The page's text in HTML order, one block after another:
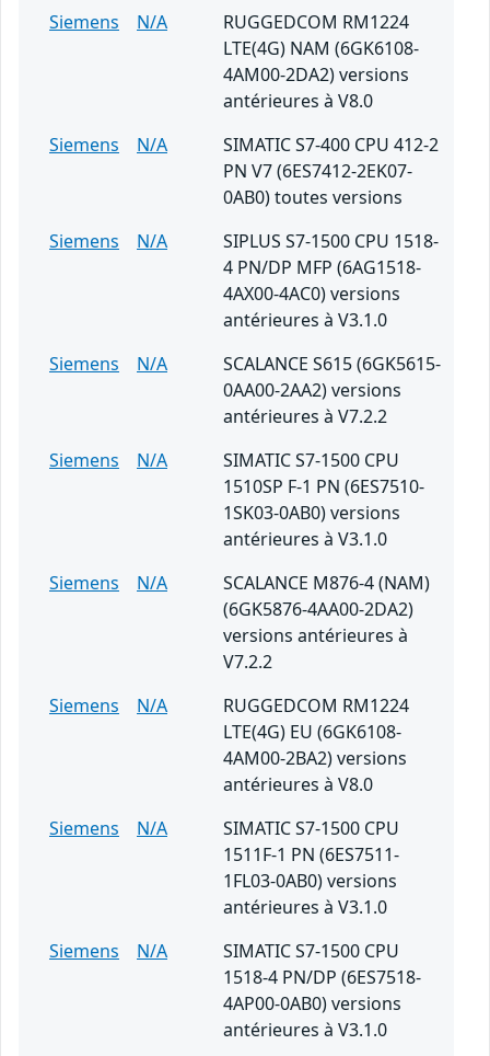
Siemens
N/A
RUGGEDCOM RM1224
LTE(4G) NAM (6GK6108-
4AM00-2DA2) versions
antérieures à V8.0
Siemens
N/A
SIMATIC S7-400 CPU 412-2
PN V7 (6ES7412-2EK07-
0AB0) toutes versions
Siemens
N/A
SIPLUS S7-1500 CPU 1518-
4 PN/DP MFP (6AG1518-
4AX00-4AC0) versions
antérieures à V3.1.0
Siemens
N/A
SCALANCE S615 (6GK5615-
0AA00-2AA2) versions
antérieures à V7.2.2
Siemens
N/A
SIMATIC S7-1500 CPU
1510SP F-1 PN (6ES7510-
1SK03-0AB0) versions
antérieures à V3.1.0
Siemens
N/A
SCALANCE M876-4 (NAM)
(6GK5876-4AA00-2DA2)
versions antérieures à
V7.2.2
Siemens
N/A
RUGGEDCOM RM1224
LTE(4G) EU (6GK6108-
4AM00-2BA2) versions
antérieures à V8.0
Siemens
N/A
SIMATIC S7-1500 CPU
1511F-1 PN (6ES7511-
1FL03-0AB0) versions
antérieures à V3.1.0
Siemens
N/A
SIMATIC S7-1500 CPU
1518-4 PN/DP (6ES7518-
4AP00-0AB0) versions
antérieures à V3.1.0